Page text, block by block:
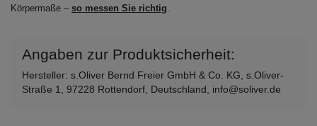
Körpermaße – so messen Sie richtig.
Angaben zur Produktsicherheit:
Hersteller: s.Oliver Bernd Freier GmbH & Co. KG, s.Oliver-
Straße 1, 97228 Rottendorf, Deutschland, info@soliver.de